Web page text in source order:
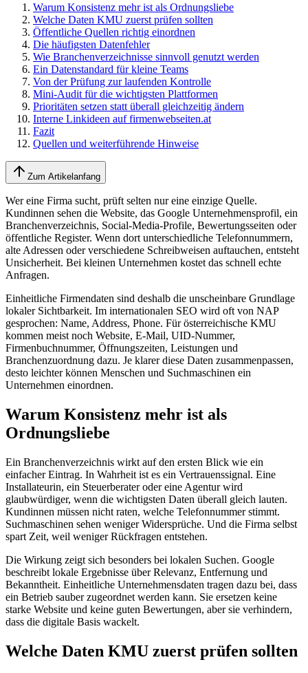
Warum Konsistenz mehr ist als Ordnungsliebe
Welche Daten KMU zuerst prüfen sollten
Öffentliche Quellen richtig einordnen
Die häufigsten Datenfehler
Wie Branchenverzeichnisse sinnvoll genutzt werden
Ein Datenstandard für kleine Teams
Von der Prüfung zur laufenden Kontrolle
Mini-Audit für die wichtigsten Plattformen
Prioritäten setzen statt überall gleichzeitig ändern
Interne Linkideen auf firmenwebseiten.at
Fazit
Quellen und weiterführende Hinweise
Zum Artikelanfang
Wer eine Firma sucht, prüft selten nur eine einzige Quelle.
Kundinnen sehen die Website, das Google Unternehmensprofil, ein
Branchenverzeichnis, Social-Media-Profile, Bewertungsseiten oder
öffentliche Register. Wenn dort unterschiedliche Telefonnummern,
alte Adressen oder verschiedene Schreibweisen auftauchen, entsteht
Unsicherheit. Bei kleinen Unternehmen kostet das schnell echte
Anfragen.
Einheitliche Firmendaten sind deshalb die unscheinbare Grundlage
lokaler Sichtbarkeit. Im internationalen SEO wird oft von NAP
gesprochen: Name, Address, Phone. Für österreichische KMU
kommen meist noch Website, E-Mail, UID-Nummer,
Firmenbuchnummer, Öffnungszeiten, Leistungen und
Branchenzuordnung dazu. Je klarer diese Daten zusammenpassen,
desto leichter können Menschen und Suchmaschinen ein
Unternehmen einordnen.
Warum Konsistenz mehr ist als
Ordnungsliebe
Ein Branchenverzeichnis wirkt auf den ersten Blick wie ein
einfacher Eintrag. In Wahrheit ist es ein Vertrauenssignal. Eine
Installateurin, ein Steuerberater oder eine Agentur wird
glaubwürdiger, wenn die wichtigsten Daten überall gleich lauten.
Kundinnen müssen nicht raten, welche Telefonnummer stimmt.
Suchmaschinen sehen weniger Widersprüche. Und die Firma selbst
spart Zeit, weil weniger Rückfragen entstehen.
Die Wirkung zeigt sich besonders bei lokalen Suchen. Google
beschreibt lokale Ergebnisse über Relevanz, Entfernung und
Bekanntheit. Einheitliche Unternehmensdaten tragen dazu bei, dass
ein Betrieb sauber zugeordnet werden kann. Sie ersetzen keine
starke Website und keine guten Bewertungen, aber sie verhindern,
dass die digitale Basis wackelt.
Welche Daten KMU zuerst prüfen sollten